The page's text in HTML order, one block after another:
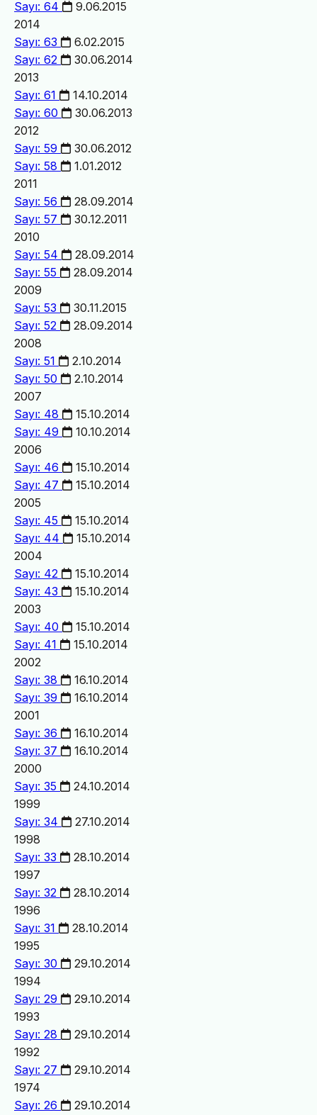
Sayı: 64
9.06.2015
2014
Sayı: 63
6.02.2015
Sayı: 62
30.06.2014
2013
Sayı: 61
14.10.2014
Sayı: 60
30.06.2013
2012
Sayı: 59
30.06.2012
Sayı: 58
1.01.2012
2011
Sayı: 56
28.09.2014
Sayı: 57
30.12.2011
2010
Sayı: 54
28.09.2014
Sayı: 55
28.09.2014
2009
Sayı: 53
30.11.2015
Sayı: 52
28.09.2014
2008
Sayı: 51
2.10.2014
Sayı: 50
2.10.2014
2007
Sayı: 48
15.10.2014
Sayı: 49
10.10.2014
2006
Sayı: 46
15.10.2014
Sayı: 47
15.10.2014
2005
Sayı: 45
15.10.2014
Sayı: 44
15.10.2014
2004
Sayı: 42
15.10.2014
Sayı: 43
15.10.2014
2003
Sayı: 40
15.10.2014
Sayı: 41
15.10.2014
2002
Sayı: 38
16.10.2014
Sayı: 39
16.10.2014
2001
Sayı: 36
16.10.2014
Sayı: 37
16.10.2014
2000
Sayı: 35
24.10.2014
1999
Sayı: 34
27.10.2014
1998
Sayı: 33
28.10.2014
1997
Sayı: 32
28.10.2014
1996
Sayı: 31
28.10.2014
1995
Sayı: 30
29.10.2014
1994
Sayı: 29
29.10.2014
1993
Sayı: 28
29.10.2014
1992
Sayı: 27
29.10.2014
1974
Sayı: 26
29.10.2014